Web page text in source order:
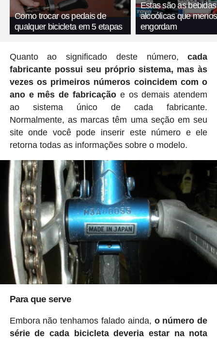
Como trocar os pedais de
qualquer bicicleta em 5 etapas
Estas são as bebidas
alcoólicas que menos
engordam
Quanto ao significado deste número,cada
fabricante possui seu próprio sistema, mas às
vezes os primeiros números coincidem com o
ano e mês de fabricaçãoe os demais atendem
ao sistema único de cada fabricante.
Normalmente, as marcas têm uma seção em seu
site onde você pode inserir este número e ele
retorna todas as informações sobre o modelo.
Para que serve
Embora não tenhamos falado ainda, o número de
série de cada bicicleta deveria estar na nota